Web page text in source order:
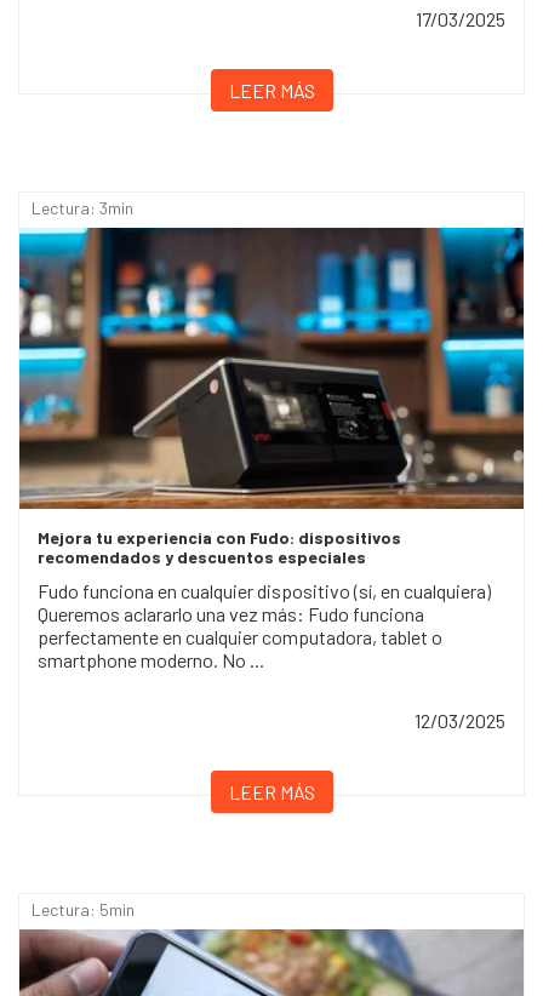
17/03/2025
LEER MÁS
Lectura: 3min
Mejora tu experiencia con Fudo: dispositivos
recomendados y descuentos especiales
Fudo funciona en cualquier dispositivo (sí, en cualquiera)
Queremos aclararlo una vez más: Fudo funciona
perfectamente en cualquier computadora, tablet o
smartphone moderno. No ...
12/03/2025
LEER MÁS
Lectura: 5min